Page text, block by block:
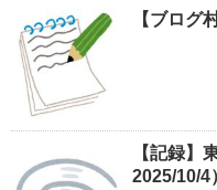
【ブログ
【記録】
2025/10/4